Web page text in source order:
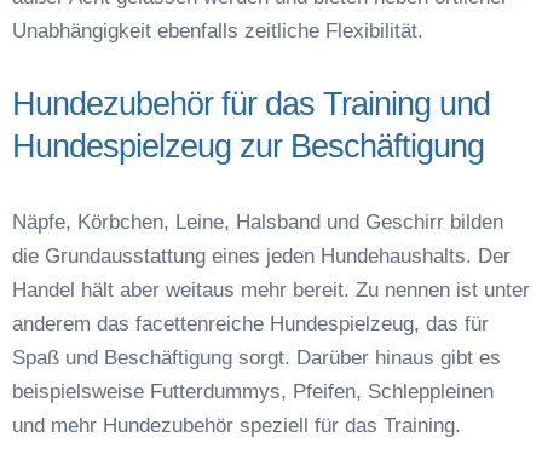
Unabhängigkeit ebenfalls zeitliche Flexibilität.
Hundezubehör für das Training und
Hundespielzeug zur Beschäftigung
Näpfe, Körbchen, Leine, Halsband und Geschirr bilden
die Grundausstattung eines jeden Hundehaushalts. Der
Handel hält aber weitaus mehr bereit. Zu nennen ist unter
anderem das facettenreiche Hundespielzeug, das für
Spaß und Beschäftigung sorgt. Darüber hinaus gibt es
beispielsweise Futterdummys, Pfeifen, Schleppleinen
und mehr Hundezubehör speziell für das Training.